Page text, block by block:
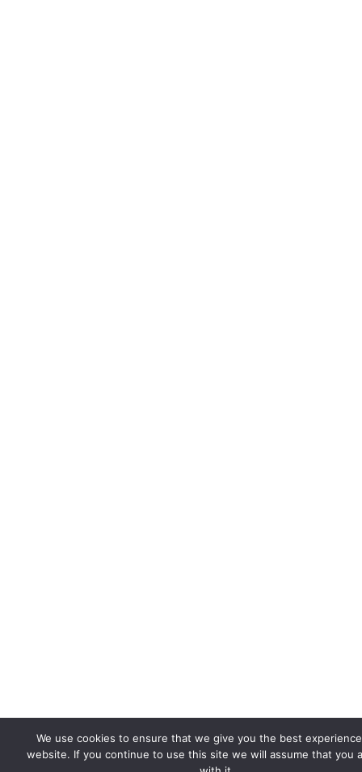
We use cookies to ensure that we give you the best
website. If you continue to use this site we will assume that you